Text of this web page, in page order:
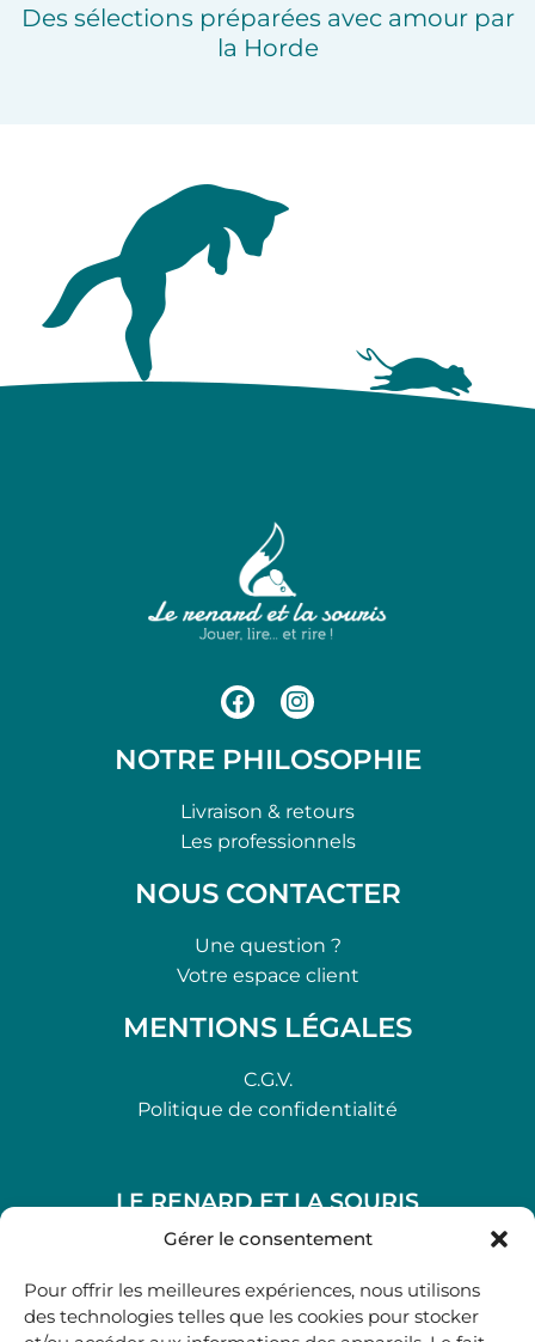
Gérer le consentement
Pour offrir les meilleures expériences, nous utilisons
des technologies telles que les cookies pour stocker
Des sélections préparées avec amour par
la Horde
NOTRE PHILOSOPHIE
Livraison & retours
Les professionnels
NOUS CONTACTER
Une question ?
Votre espace client
MENTIONS LÉGALES
C.G.V.
Politique de confidentialité
LE RENARD ET LA SOURIS
48, rue Maubec 33210 LANGON
05 40 41 37 18